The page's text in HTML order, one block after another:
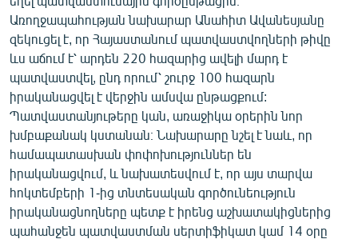
Առողջապահության նախարար Անահիտ Ավանեսյանը
զեկուցել է, որ Հայաստանում պատվաստվողների թիվը
ևս աճում է՝ արդեն 220 հազարից ավելի մարդ է
պատվաստվել, ընդ որում՝ շուրջ 100 հազարն
իրականացվել է վերջին ամսվա ընթացքում:
Պատվաստանյութերը կան, առաջիկա օրերին նոր
խմբաքանակ կստանան։ Նախարարը նշել է նաև, որ
համապատասխան փոփոխություններ են
իրականացվում, և նախատեսվում է, որ այս տարվա
հոկտեմբերի 1-ից տնտեսական գործունեություն
իրականացնողները պետք է իրենց աշխատակիցներից
պահանջեն պատվաստման սերտիֆիկատ կամ 14 օրը